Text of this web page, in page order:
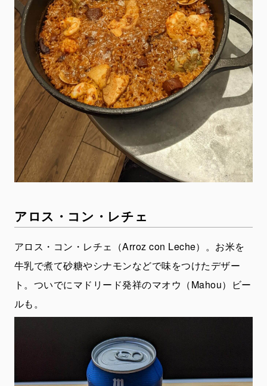
アロス・コン・レチェ
アロス・コン・レチェ（Arroz con Leche）。お米を
牛乳で煮て砂糖やシナモンなどで味をつけたデザー
ト。ついでにマドリード発祥のマオウ（Mahou）ビー
ルも。